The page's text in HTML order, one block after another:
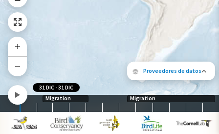
Proveedores de datos
Los siguientes socios contribuyeron
Migration Migration
31 DIC -31 DIC